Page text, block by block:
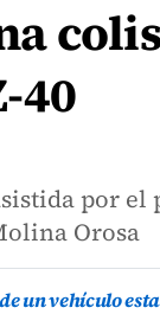
40
por el
Orosa
un vehículo